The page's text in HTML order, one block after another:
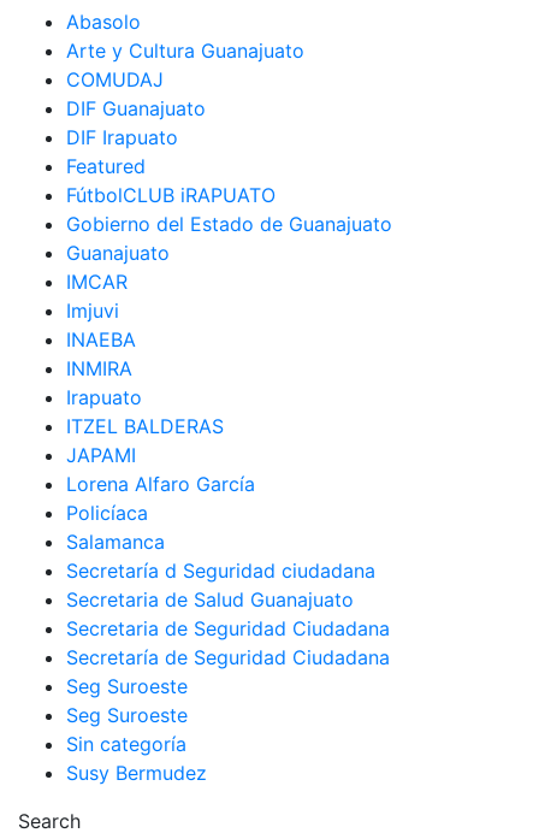
Abasolo
Arte y Cultura Guanajuato
COMUDAJ
DIF Guanajuato
DIF Irapuato
Featured
FútbolCLUB iRAPUATO
Gobierno del Estado de Guanajuato
Guanajuato
IMCAR
Imjuvi
INAEBA
INMIRA
Irapuato
ITZEL BALDERAS
JAPAMI
Lorena Alfaro García
Policíaca
Salamanca
Secretaría d Seguridad ciudadana
Secretaria de Salud Guanajuato
Secretaria de Seguridad Ciudadana
Secretaría de Seguridad Ciudadana
Seg Suroeste
Seg Suroeste
Sin categoría
Susy Bermudez
Search